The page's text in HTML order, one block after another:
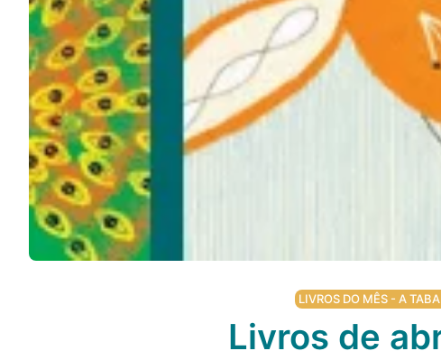
LIVROS DO MÊS - A
Livros de